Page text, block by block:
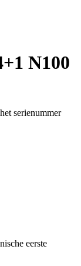
N100
serienummer
eerste